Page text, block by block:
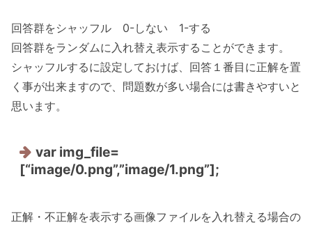
回答群をシャッフル 0-しない 1-する
回答群をランダムに入れ替え表示することができます。
シャッフルするに設定しておけば、回答１番目に正解を置
く事が出来ますので、問題数が多い場合には書きやすいと
思います。
var img_file=
[“image/0.png”,”image/1.png”];
正解・不正解を表示する画像ファイルを入れ替える場合の